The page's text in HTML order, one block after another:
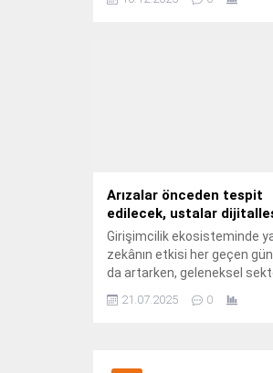
zekâ ile oluşturulmuş web
Arızalar önceden tespit
edilecek, ustalar
Girişimcilik ekosisteminde
zekânın etkisi her geçen
da artarken, geleneksel
dönüşüme hızla ayak
21.07.2025 0